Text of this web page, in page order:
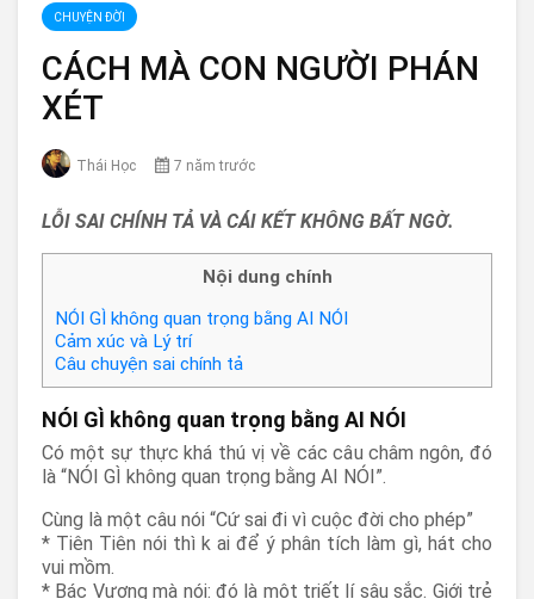
CHUYỆN ĐỜI
CÁCH MÀ CON NGƯỜI PHÁN
XÉT
Thái Học 7 năm trước
LỖI SAI CHÍNH TẢ VÀ CÁI KẾT KHÔNG BẤT NGỜ.
Nội dung chính
NÓI GÌ không quan trọng bằng AI NÓI
Cảm xúc và Lý trí
Câu chuyện sai chính tả
NÓI GÌ không quan trọng bằng AI NÓI
Có một sự thực khá thú vị về các câu châm ngôn, đó
là “NÓI GÌ không quan trọng bằng AI NÓI”.
Cùng là một câu nói “Cứ sai đi vì cuộc đời cho phép”
* Tiên Tiên nói thì k ai để ý phân tích làm gì, hát cho
vui mồm.
* Bác Vượng mà nói: đó là một triết lí sâu sắc. Giới trẻ